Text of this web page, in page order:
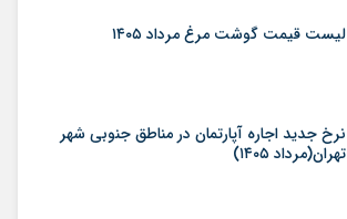
لیست قیمت گوشت مرغ مرداد ۱۴۰۵
نرخ جدید اجاره آپارتمان در مناطق جنوبی شهر
تهران(مرداد ۱۴۰۵)